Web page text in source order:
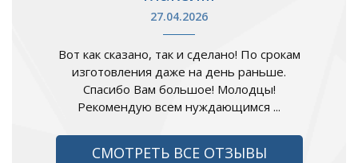
27.04.2026
Вот как сказано, так и сделано! По срокам
изготовления даже на день раньше.
Спасибо Вам большое! Молодцы!
Рекомендую всем нуждающимся ...
СМОТРЕТЬ ВСЕ ОТЗЫВЫ